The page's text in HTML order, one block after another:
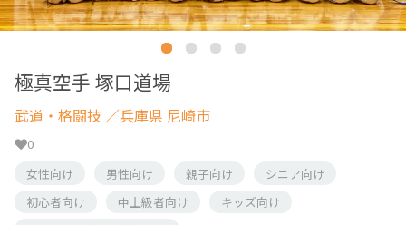
極真空手 塚口道場
武道・格闘技 ／兵庫県 尼崎市
0
女性向け
男性向け 親子向け
シニア向け
初心者向け
中上級者向け
キッズ向け